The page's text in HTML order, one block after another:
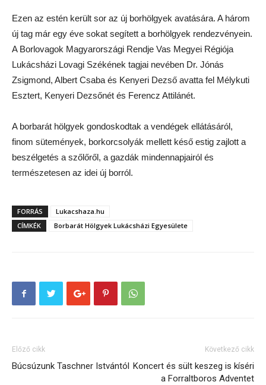
Ezen az estén került sor az új borhölgyek avatására. A három
új tag már egy éve sokat segített a borhölgyek rendezvényein.
A Borlovagok Magyarországi Rendje Vas Megyei Régiója
Lukácsházi Lovagi Székének tagjai nevében Dr. Jónás
Zsigmond, Albert Csaba és Kenyeri Dezső avatta fel Mélykuti
Esztert, Kenyeri Dezsőnét és Ferencz Attilánét.
A borbarát hölgyek gondoskodtak a vendégek ellátásáról,
finom sütemények, borkorcsolyák mellett késő estig zajlott a
beszélgetés a szőlőről, a gazdák mindennapjairól és
természetesen az idei új borról.
FORRÁS
Lukacshaza.hu
CÍMKÉK
Borbarát Hölgyek Lukácsházi Egyesülete
Előző cikk
Búcsúzunk Taschner Istvántól
Következő cikk
Koncert és sült keszeg is kíséri
a Forraltboros Adventet